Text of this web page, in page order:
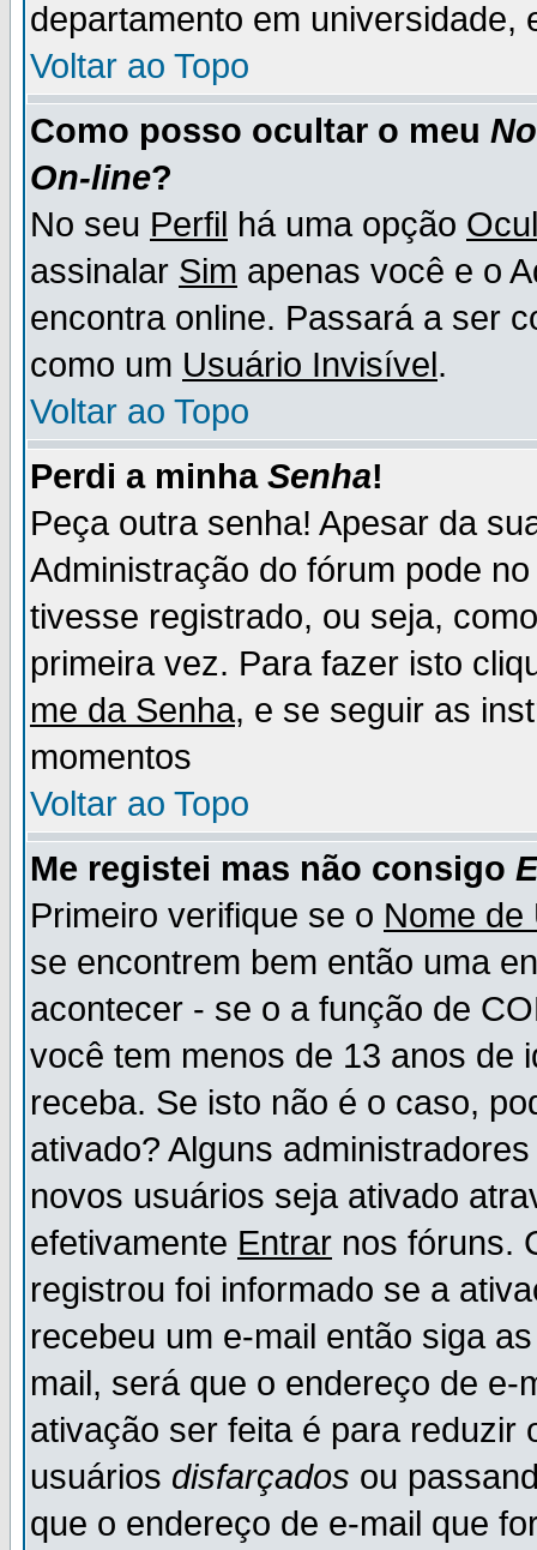
departamento em universidade,
Voltar ao Topo
Como posso ocultar o meu
On-line?
No seu Perfil há uma opção
assinalar Sim apenas você e o
encontra online. Passará a ser
como um Usuário Invisível.
Voltar ao Topo
Perdi a minha Senha!
Peça outra senha! Apesar da
Administração do fórum pode
tivesse registrado, ou seja,
primeira vez. Para fazer isto
me da Senha, e se seguir as
momentos
Voltar ao Topo
Me registei mas não consigo
Primeiro verifique se o Nome de
se encontrem bem então uma
acontecer - se o a função de
você tem menos de 13 anos de
receba. Se isto não é o caso,
ativado? Alguns
novos usuários seja ativado
efetivamente Entrar nos fóruns.
registrou foi informado se a
recebeu um e-mail então siga
mail, será que o endereço de
ativação ser feita é para reduzir
usuários disfarçados ou
que o endereço de e-mail que